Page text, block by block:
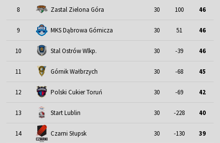
8 Zastal Zielona Góra 30 100 46
9 MKS Dąbrowa Górnicza 30 51 46
10 Stal Ostrów Wlkp. 30 -39 46
11 Górnik Wałbrzych 30 -68 45
12 Polski Cukier Toruń 30 -69 42
13 Start Lublin 30 -228 40
14 Czarni Słupsk 30 -130 39